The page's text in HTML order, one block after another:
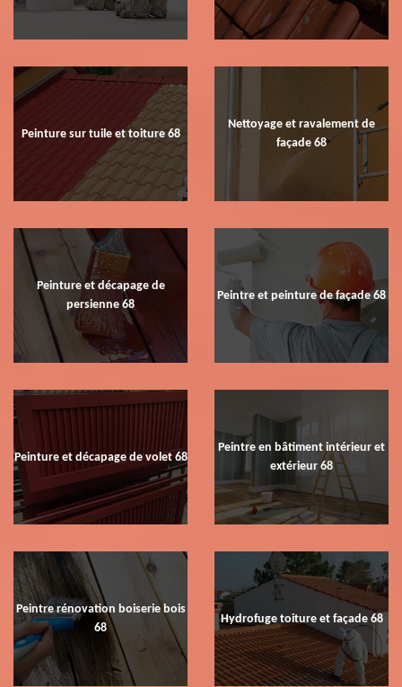
Peinture sur tuile et toiture 68
Nettoyage et ravalement de
façade 68
Peinture et décapage de
persienne 68
Peintre et peinture de façade 68
Peinture et décapage de volet 68
Peintre en bâtiment intérieur et
extérieur 68
Peintre rénovation boiserie bois
68
Hydrofuge toiture et façade 68